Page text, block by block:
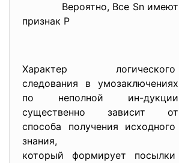
Вероятно, Все Sn имеют
признак Р
Характер логического
следования в умозаключениях
по неполной ин-дукции
существенно зависит от
способа получения исходного
знания,
который формирует посылки